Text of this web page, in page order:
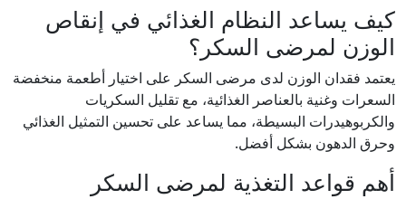
كيف يساعد النظام الغذائي في إنقاص
الوزن لمرضى السكر؟
يعتمد فقدان الوزن لدى مرضى السكر على اختيار أطعمة منخفضة
السعرات وغنية بالعناصر الغذائية، مع تقليل السكريات
والكربوهيدرات البسيطة، مما يساعد على تحسين التمثيل الغذائي
وحرق الدهون بشكل أفضل.
أهم قواعد التغذية لمرضى السكر